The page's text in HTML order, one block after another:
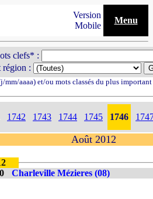
Version
Mobile
Menu
clefs* :
région :
mm/aaaa) et/ou mots classés du plus
1742 1743 1744 1745 1746
Août 2012
Charleville Mézieres (08)